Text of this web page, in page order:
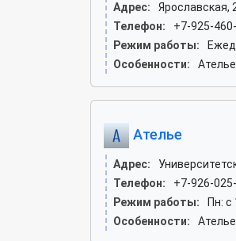
Адрес:
Ярославская,
Телефон:
+7-925-
Режим работы:
Особенности:
Ателье
Адрес:
Телефон:
+7-926-
Режим работы:
Пн: c
Особенности: